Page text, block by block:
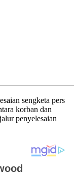
sengketa pers
korban dan
penyelesaian